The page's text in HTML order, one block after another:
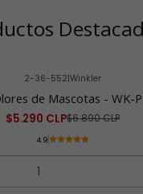
2-36-552|Winkler
de Mascotas - WK-
$5.290 CLP$6.890 CLP
4.9